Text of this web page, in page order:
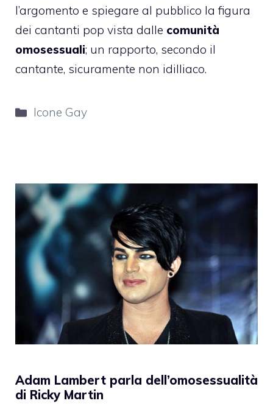
l’argomento e spiegare al pubblico la figura
dei cantanti pop vista dalle comunità
omosessuali; un rapporto, secondo il
cantante, sicuramente non idilliaco.
Categorie
Icone Gay
Adam Lambert parla dell’omosessualità
di Ricky Martin